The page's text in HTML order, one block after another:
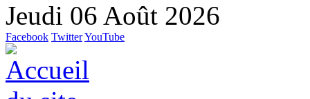
Jeudi 06 Août 2026
Facebook TwitterYouTube